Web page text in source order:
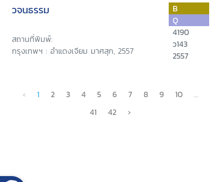
วจนธรรม
สถานที่พิมพ์:
กรุงเทพฯ : อำแดงเจียม มาศสุก, 2557
B
Q
4190
ว143
2557
‹ 1 2 3 4 5 6 7 8 9 10
...
41
42 ›